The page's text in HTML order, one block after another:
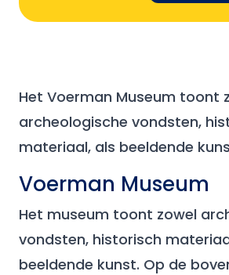
Het Voerman Museum toont
archeologische vondsten,
materiaal, als beeldende
Voerman Museum
Het museum toont zowel
vondsten, historisch
beeldende kunst. Op de